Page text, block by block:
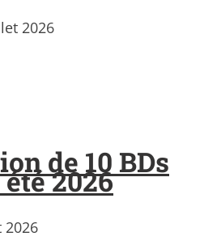
2026
de 10 BDs
2026
2026